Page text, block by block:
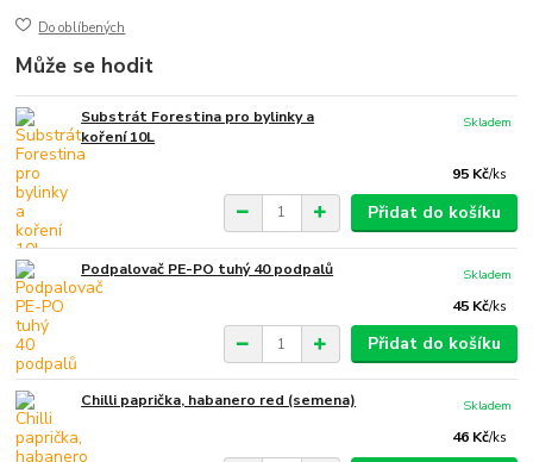
Do oblíbených
Může se hodit
Substrát Forestina pro bylinky a
koření 10L
95 Kč/ks
Skladem
Přidat do košíku
Podpalovač PE-PO tuhý 40 podpalů
45 Kč/ks
Skladem
Přidat do košíku
Chilli paprička, habanero red (semena)
46 Kč/ks
Skladem